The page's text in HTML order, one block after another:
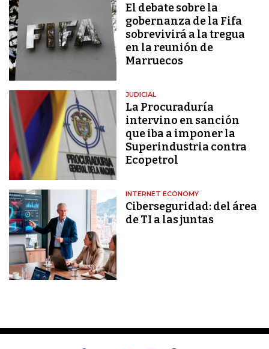
El debate sobre la
gobernanza de la Fifa
sobrevivirá a la tregua
en la reunión de
Marruecos
JUDICIAL
La Procuraduría
intervino en sanción
que iba a imponer la
Superindustria contra
Ecopetrol
INTERNET ECONOMY
Ciberseguridad: del área
de TI a las juntas